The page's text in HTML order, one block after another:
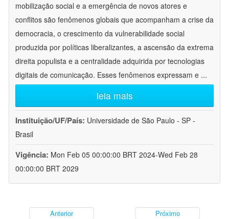
mobilização social e a emergência de novos atores e
conflitos são fenômenos globais que acompanham a crise da
democracia, o crescimento da vulnerabilidade social
produzida por políticas liberalizantes, a ascensão da extrema
direita populista e a centralidade adquirida por tecnologias
digitais de comunicação. Esses fenômenos expressam e ...
leia mais
Instituição/UF/País: Universidade de São Paulo - SP -
Brasil
Vigência: Mon Feb 05 00:00:00 BRT 2024-Wed Feb 28
00:00:00 BRT 2029
Anterior Próximo